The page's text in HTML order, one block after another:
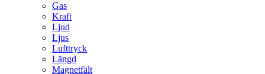
Gas
Kraft
Ljud
Ljus
Lufttryck
Längd
Magnetfält